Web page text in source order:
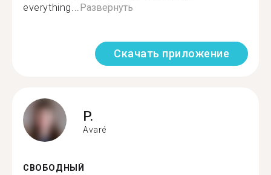
everything...Развернуть
Скачать приложение
P.
Avaré
СВОБОДНЫЙ